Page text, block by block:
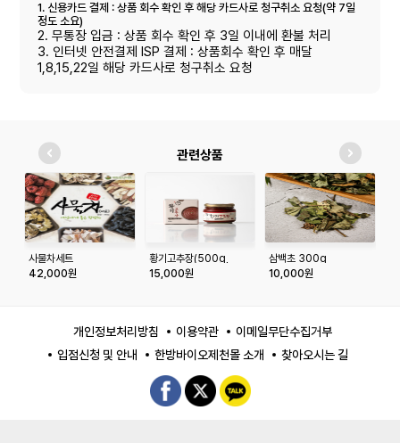
1. 신용카드 결제 : 상품 회수 확인 후 해당 카드사로 청구취소 요청(약 7일
정도 소요)
2. 무통장 입금 : 상품 회수 확인 후 3일 이내에 환불 처리
3. 인터넷 안전결제 ISP 결제 : 상품회수 확인 후 매달
1,8,15,22일 해당 카드사로 청구취소 요청
관련상품
사물차세트
42,000원
황기고추장(500g,
1Kg)
15,000원
삼백초 300g
10,000원
개인정보처리방침 이용약관
이메일무단수집거부
입점신청 및 안내
한방바이오제천몰 소개 찾아오시는 길